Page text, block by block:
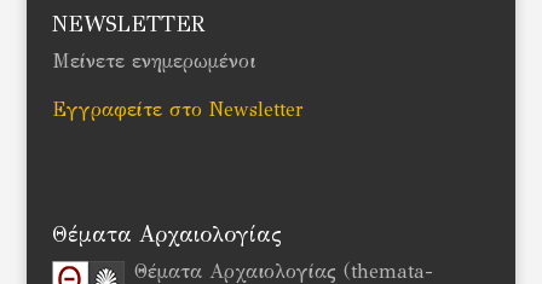
NEWSLETTER
Μείνετε ενημερωμένοι
Εγγραφείτε στο Newsletter
Θέματα Αρχαιολογίας
Θέματα Αρχαιολογίας (themata-